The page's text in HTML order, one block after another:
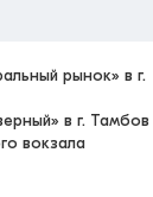
рынок» в г.
в г. Тамбов
вокзала